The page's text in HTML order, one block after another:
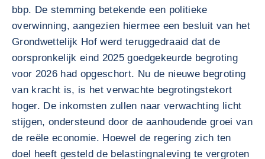
bbp. De stemming betekende een politieke
overwinning, aangezien hiermee een besluit van het
Grondwettelijk Hof werd teruggedraaid dat de
oorspronkelijk eind 2025 goedgekeurde begroting
voor 2026 had opgeschort. Nu de nieuwe begroting
van kracht is, is het verwachte begrotingstekort
hoger. De inkomsten zullen naar verwachting licht
stijgen, ondersteund door de aanhoudende groei van
de reële economie. Hoewel de regering zich ten
doel heeft gesteld de belastingnaleving te vergroten